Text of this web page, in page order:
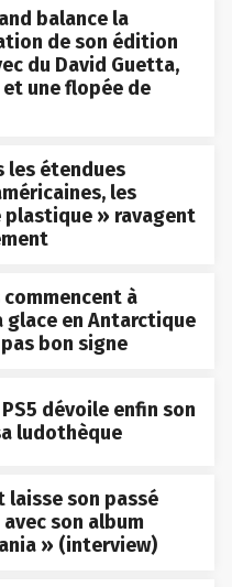
balance la
de son édition
du David Guetta,
une flopée de
les étendues
les
plastique » ravagent
commencent à
glace en Antarctique
bon signe
dévoile enfin son
ludothèque
son passé
son album
» (interview)